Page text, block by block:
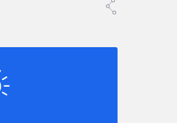
Soy un distribuidor
Soy un arrendatario